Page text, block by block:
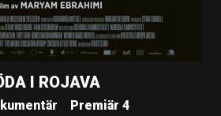
I ROJAVA
Premiär 4